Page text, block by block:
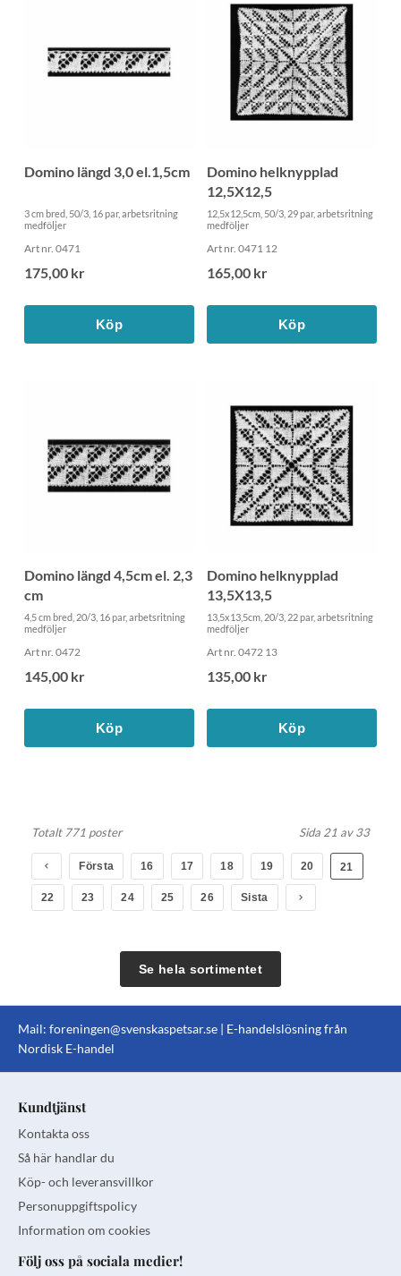
Domino längd 3,0 el.1,5cm
3 cm bred, 50/3, 16 par, arbetsritning
medföljer
Art nr. 0471
175,00 kr
Köp
Domino helknypplad
12,5X12,5
12,5x12,5cm, 50/3, 29 par, arbetsritning
medföljer
Art nr. 0471 12
165,00 kr
Köp
Domino längd 4,5cm el. 2,3
cm
4,5 cm bred, 20/3, 16 par, arbetsritning
medföljer
Art nr. 0472
145,00 kr
Köp
Domino helknypplad
13,5X13,5
13,5x13,5cm, 20/3, 22 par, arbetsritning
medföljer
Art nr. 0472 13
135,00 kr
Köp
Totalt 771 poster Sida 21 av 33
Första 16 17 18 19 20 21
22 23 24 25 26 Sista
Se hela sortimentet
Mail: foreningen@svenskaspetsar.se | E-handelslösning från
Nordisk E-handel
Kundtjänst
Kontakta oss
Så här handlar du
Köp- och leveransvillkor
Personuppgiftspolicy
Information om cookies
Följ oss på sociala medier!